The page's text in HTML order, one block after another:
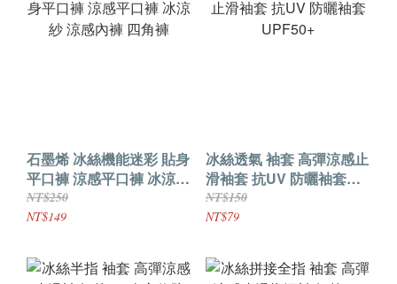
石墨烯 冰絲機能迷彩 貼身
平口褲 涼感平口褲 冰涼紗
涼感內褲 四角褲
NT$250
NT$149
冰絲透氣 袖套 高彈涼感止
滑袖套 抗UV 防曬袖套
UPF50+
NT$150
NT$79